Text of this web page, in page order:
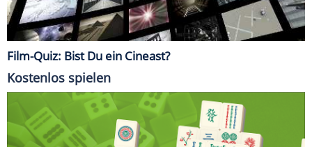
Film-Quiz: Bist Du ein Cineast?
Kostenlos spielen